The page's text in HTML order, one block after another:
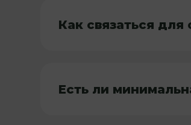
Как связаться для
Есть ли